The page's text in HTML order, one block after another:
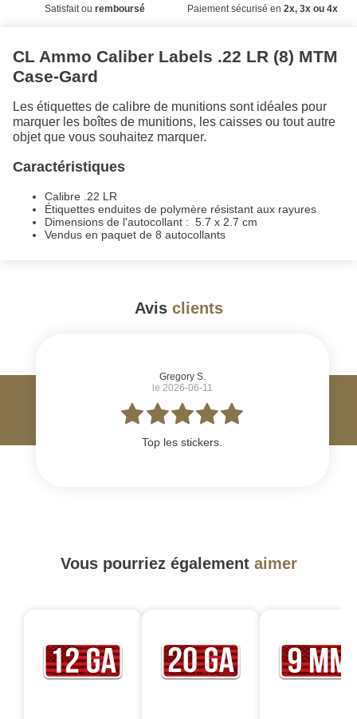
Satisfait ou remboursé Paiement sécurisé en 2x, 3x ou 4x
CL Ammo Caliber Labels .22 LR (8) MTM
Case-Gard
Les étiquettes de calibre de munitions sont idéales pour
marquer les boîtes de munitions, les caisses ou tout autre
objet que vous souhaitez marquer.
Caractéristiques
Calibre .22 LR
Étiquettes enduites de polymère résistant aux rayures
Dimensions de l'autocollant : 5.7 x 2.7 cm
Vendus en paquet de 8 autocollants
Avis clients
Gregory S.
le 2026-06-11
Top les stickers.
Vous pourriez également aimer